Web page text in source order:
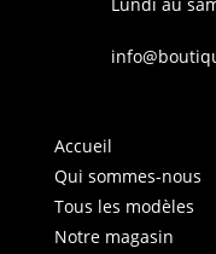
Accueil
Qui sommes-nous
Tous les modèles
Notre magasin